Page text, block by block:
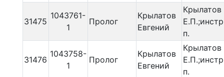
31475
1043761-
1
Пролог
Крылатов
Евгений
Крылатов
п.
31476
1043758-
1
Пролог
Крылатов
Евгений
Крылатов
п.